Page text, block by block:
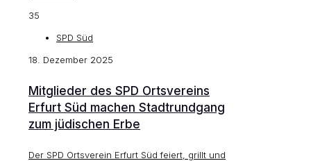
35
SPD Süd
18. Dezember 2025
Mitglieder des SPD Ortsvereins
Erfurt Süd machen Stadtrundgang
zum jüdischen Erbe
Der SPD Ortsverein Erfurt Süd feiert, grillt und